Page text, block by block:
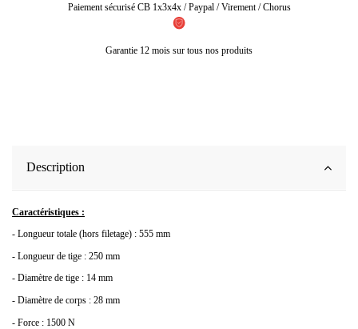
Paiement sécurisé CB 1x3x4x / Paypal / Virement / Chorus
Garantie 12 mois sur tous nos produits
Description
Caractéristiques :
- Longueur totale (hors filetage) : 555 mm
- Longueur de tige : 250 mm
- Diamètre de tige : 14 mm
- Diamètre de corps : 28 mm
- Force : 1500 N